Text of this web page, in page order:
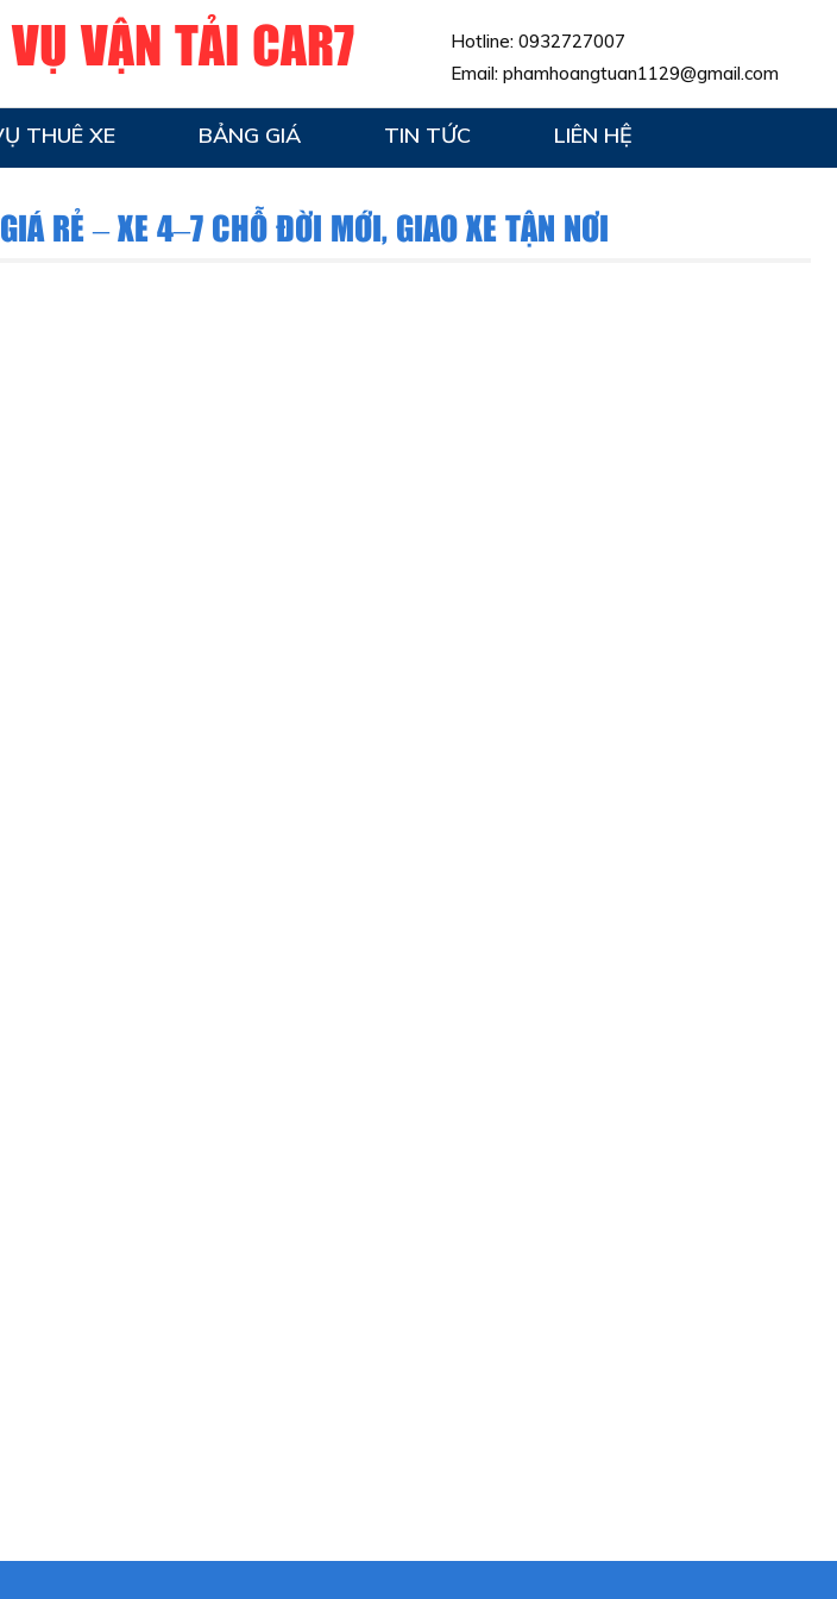
VẬN TẢI CAR7 Hotline:0932727007
Email:phamhoangtuan1129@gmail.com
THUÊ XE BẢNG GIÁ TIN TỨC LIÊN HỆ
RẺ – XE 4–7 CHỖ ĐỜI MỚI, GIAO XE TẬN NƠI